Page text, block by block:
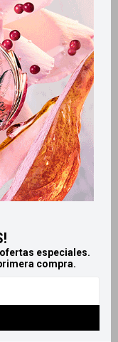
especiales.
compra.
Coco
interesar